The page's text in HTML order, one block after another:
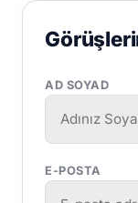
AD SOYAD
E-POSTA